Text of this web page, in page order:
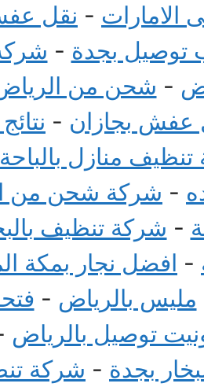
الامارات - نقل
توصيل بجدة -
- شحن من
عفش بجازان -
منازل بالباحة
- شركة شحن من
- شركة تنظيف
- افضل نجار بمكة
مليس بالرياض -
توصيل بالرياض
بجدة - شركة